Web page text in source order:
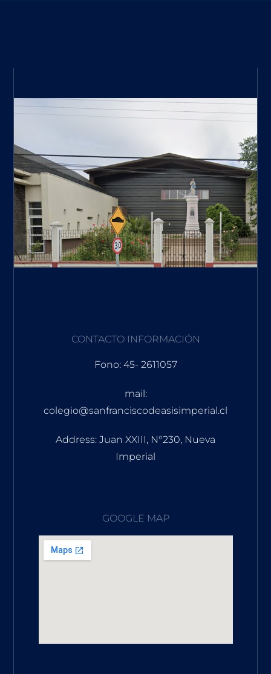
CONTACTO INFORMACIÓN
Fono: 45- 2611057
mail:
colegio@sanfranciscodeasisimperial.cl
Address: Juan XXIII, N°230, Nueva
Imperial
GOOGLE MAP